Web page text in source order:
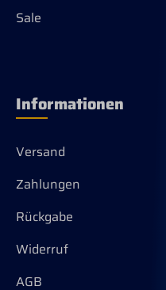
Sale
Informationen
Versand
Zahlungen
Rückgabe
Widerruf
AGB